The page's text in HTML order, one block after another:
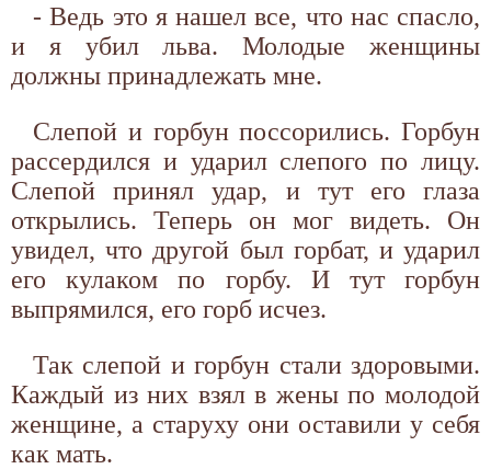
- Ведь это я нашел все, что нас спасло,
и я убил льва. Молодые женщины
должны принадлежать мне.
Слепой и горбун поссорились. Горбун
рассердился и ударил слепого по лицу.
Слепой принял удар, и тут его глаза
открылись. Теперь он мог видеть. Он
увидел, что другой был горбат, и ударил
его кулаком по горбу. И тут горбун
выпрямился, его горб исчез.
Так слепой и горбун стали здоровыми.
Каждый из них взял в жены по молодой
женщине, а старуху они оставили у себя
как мать.